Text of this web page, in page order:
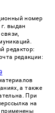
номер
выдан
редактор:
редакции:
а также
При
на
применены